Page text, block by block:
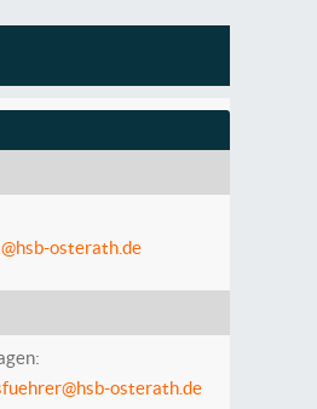
osterath.de
osterath.de